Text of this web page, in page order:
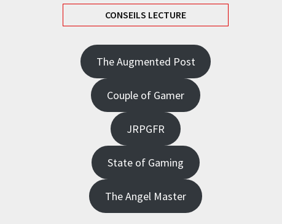
CONSEILS LECTURE
The Augmented Post
Couple of Gamer
JRPGFR
State of Gaming
The Angel Master